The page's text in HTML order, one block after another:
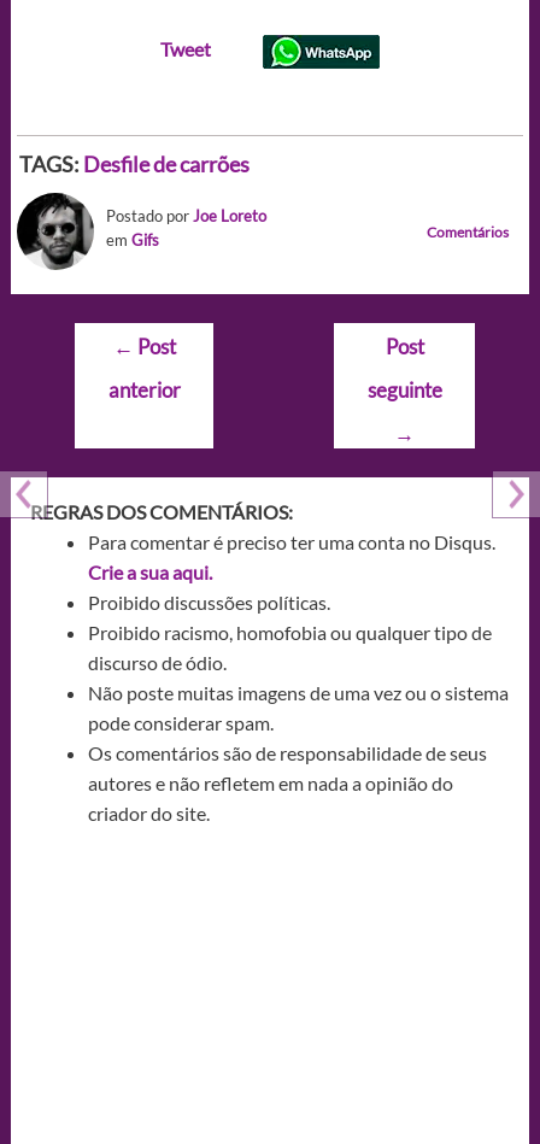
Tweet
TAGS: Desfile de carrões
Postado porJoe Loreto
em Gifs Comentários
Navegação
Post
← Post
anterior
Post
seguinte
→
REGRAS DOS COMENTÁRIOS:
Para comentar é preciso ter uma conta no Disqus.
Crie a sua aqui.
Proibido discussões políticas.
Proibido racismo, homofobia ou qualquer tipo de
discurso de ódio.
Não poste muitas imagens de uma vez ou o sistema
pode considerar spam.
Os comentários são de responsabilidade de seus
autores e não refletem em nada a opinião do
criador do site.